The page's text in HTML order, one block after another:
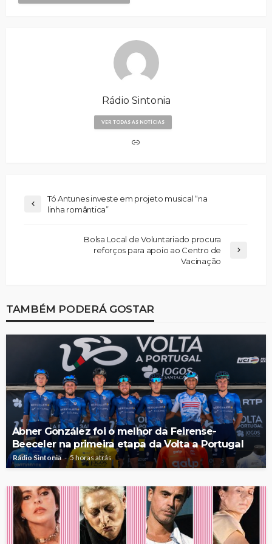
Rádio Sintonia
VER TODAS AS NOTÍCIAS
Tó Antunes investe em projeto musical “na
linha romântica”
Bolsa Local de Voluntariado procura
reforços para apoio ao Centro de
Vacinação
TAMBÉM PODERÁ GOSTAR
Abner González foi o melhor da Feirense-
Beeceler na primeira etapa da Volta a Portugal
Rádio Sintonia 5 horas atrás